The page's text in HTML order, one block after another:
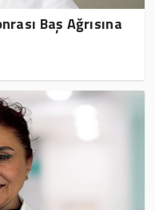
Baş Ağrısına